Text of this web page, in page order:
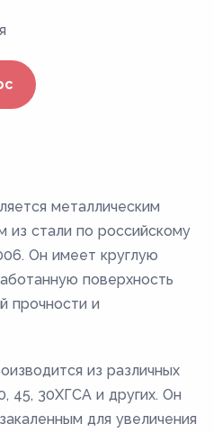
металлическим
из стали по российскому
Он имеет круглую
поверхность
прочности и
из различных
45, 30ХГСА и других. Он
для увеличения